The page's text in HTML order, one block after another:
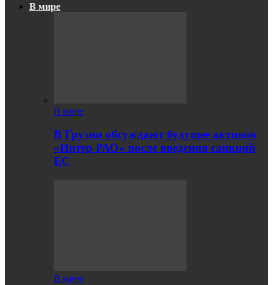
В мире
В мире
В Грузии обсуждают будущее активов
«Интер РАО» после введения санкций
ЕС
В мире